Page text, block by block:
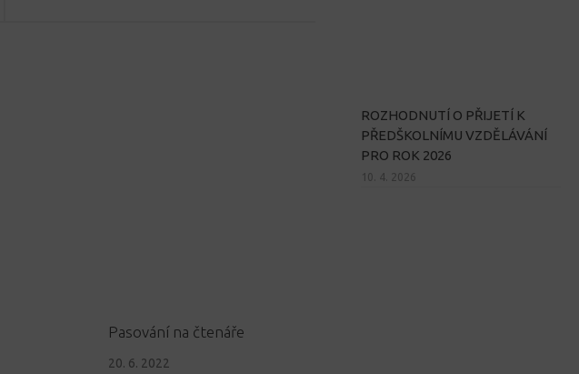
Pasování na čtenáře
20. 6. 2022
ROZHODNUTÍ O PŘIJETÍ K
PŘEDŠKOLNÍMU VZDĚLÁVÁNÍ
PRO ROK 2026
10. 4. 2026